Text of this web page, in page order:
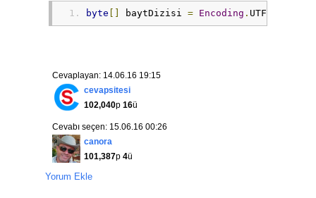
byte baytDizisi = Encoding . UTF8
Cevaplayan: 14.06.16 19:15
cevapsitesi
102,040p 16ü
Cevabı seçen: 15.06.16 00:26
canora
101,387p 4ü
Yorum Ekle